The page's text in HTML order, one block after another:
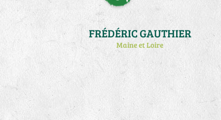
FRÉDÉRIC GAUTHIER
Maine et Loire